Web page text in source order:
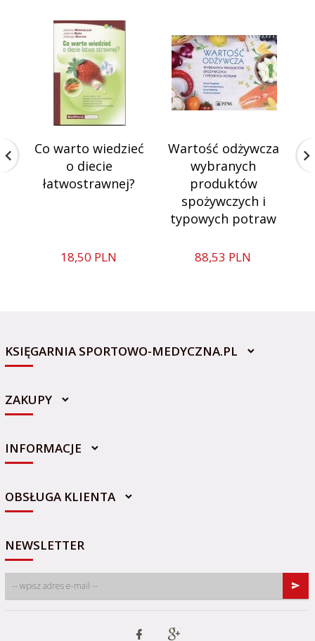
Co warto wiedzieć
o diecie
łatwostrawnej?
18,50 PLN
Wartość odżywcza
wybranych
produktów
spożywczych i
typowych potraw
88,53 PLN
KSIĘGARNIA SPORTOWO-MEDYCZNA.PL
sklep@sportowo-medyczna.pl
ZAKUPY
INFORMACJE
OBSŁUGA KLIENTA
NEWSLETTER